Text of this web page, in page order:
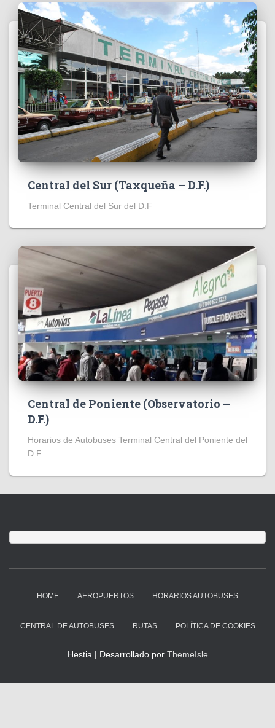
Central del Sur (Taxqueña – D.F.)
Terminal Central del Sur del D.F
Central de Poniente (Observatorio –
D.F.)
Horarios de Autobuses Terminal Central del Poniente del
D.F
HOME AEROPUERTOS HORARIOS AUTOBUSES
CENTRAL DE AUTOBUSES RUTAS POLÍTICA DE COOKIES
Hestia | Desarrollado por ThemeIsle